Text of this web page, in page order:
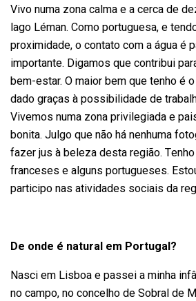
Vivo numa zona calma e a cerca de
lago Léman. Como portuguesa, e
proximidade, o contato com a água é
importante. Digamos que contribui
bem-estar. O maior bem que tenho é
dado graças à possibilidade de
Vivemos numa zona privilegiada e
bonita. Julgo que não há nenhuma
fazer jus à beleza desta região.
franceses e alguns portugueses.
participo nas atividades sociais da
De onde é natural em Portugal?
Nasci em Lisboa e passei a minha
no campo, no concelho de Sobral de